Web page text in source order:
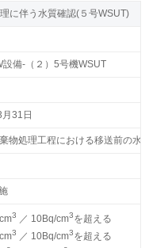
に伴う水質確認(５号WSUT)
備-（２）5号機WSUT
31日
物処理工程における移送前の
3 ／ 10Bq/cm3を超える
3 ／ 10Bq/cm3を超える
に伴う水質確認(５号WSUT)
備-（２）5号機WSUT
31日
物処理工程における移送前の
3 ／ 10Bq/cm3を超える
3 ／ 10Bq/cm3を超える